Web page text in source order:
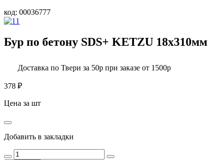
код: 00036777
Бур по бетону SDS+ KETZU 18х310мм
Доставка по Твери за 50р при заказе от 1500р
378 ₽
Цена за шт
Добавить в закладки